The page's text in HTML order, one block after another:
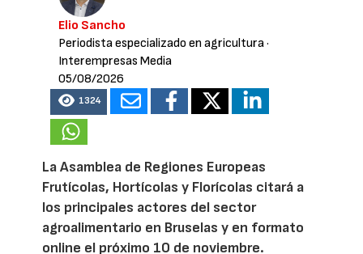
Elio Sancho
Periodista especializado en agricultura·
Interempresas Media
05/08/2026
1324
La Asamblea de Regiones Europeas
Frutícolas, Hortícolas y Florícolas citará a
los principales actores del sector
agroalimentario en Bruselas y en formato
online el próximo 10 de noviembre.